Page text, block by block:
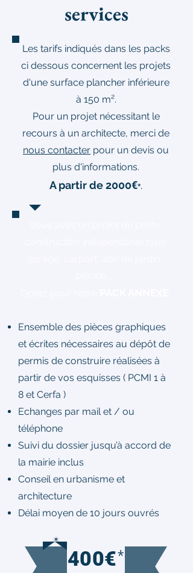
services
Les tarifs indiqués dans les packs
ci dessous concernent les projets
d'une surface plancher inférieure
à 150 m².
Pour un projet nécessitant le
recours à un architecte, merci de
nous contacter pour un devis ou
plus d'informations.
A partir de 2000€*.
400€*
Ensemble des pièces graphiques
et écrites nécessaires au dépôt de
permis de construire réalisées à
partir de vos esquisses ( PCMI 1 à
8 et Cerfa )
Echanges par mail et / ou
téléphone
Suivi du dossier jusqu’à accord de
la mairie inclus
Conseil en urbanisme et
architecture
Délai moyen de 10 jours ouvrés